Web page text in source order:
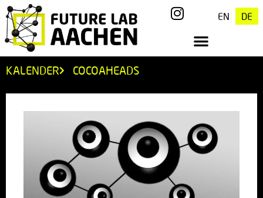
EN DE
KALENDER COCOAHEADS